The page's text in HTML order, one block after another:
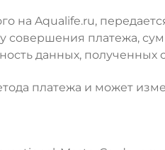
на Aqualife.ru,
платежа,
данных, полученных
платежа и может